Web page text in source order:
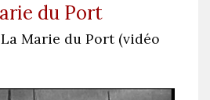
du Port
Marie du Port (vidéo